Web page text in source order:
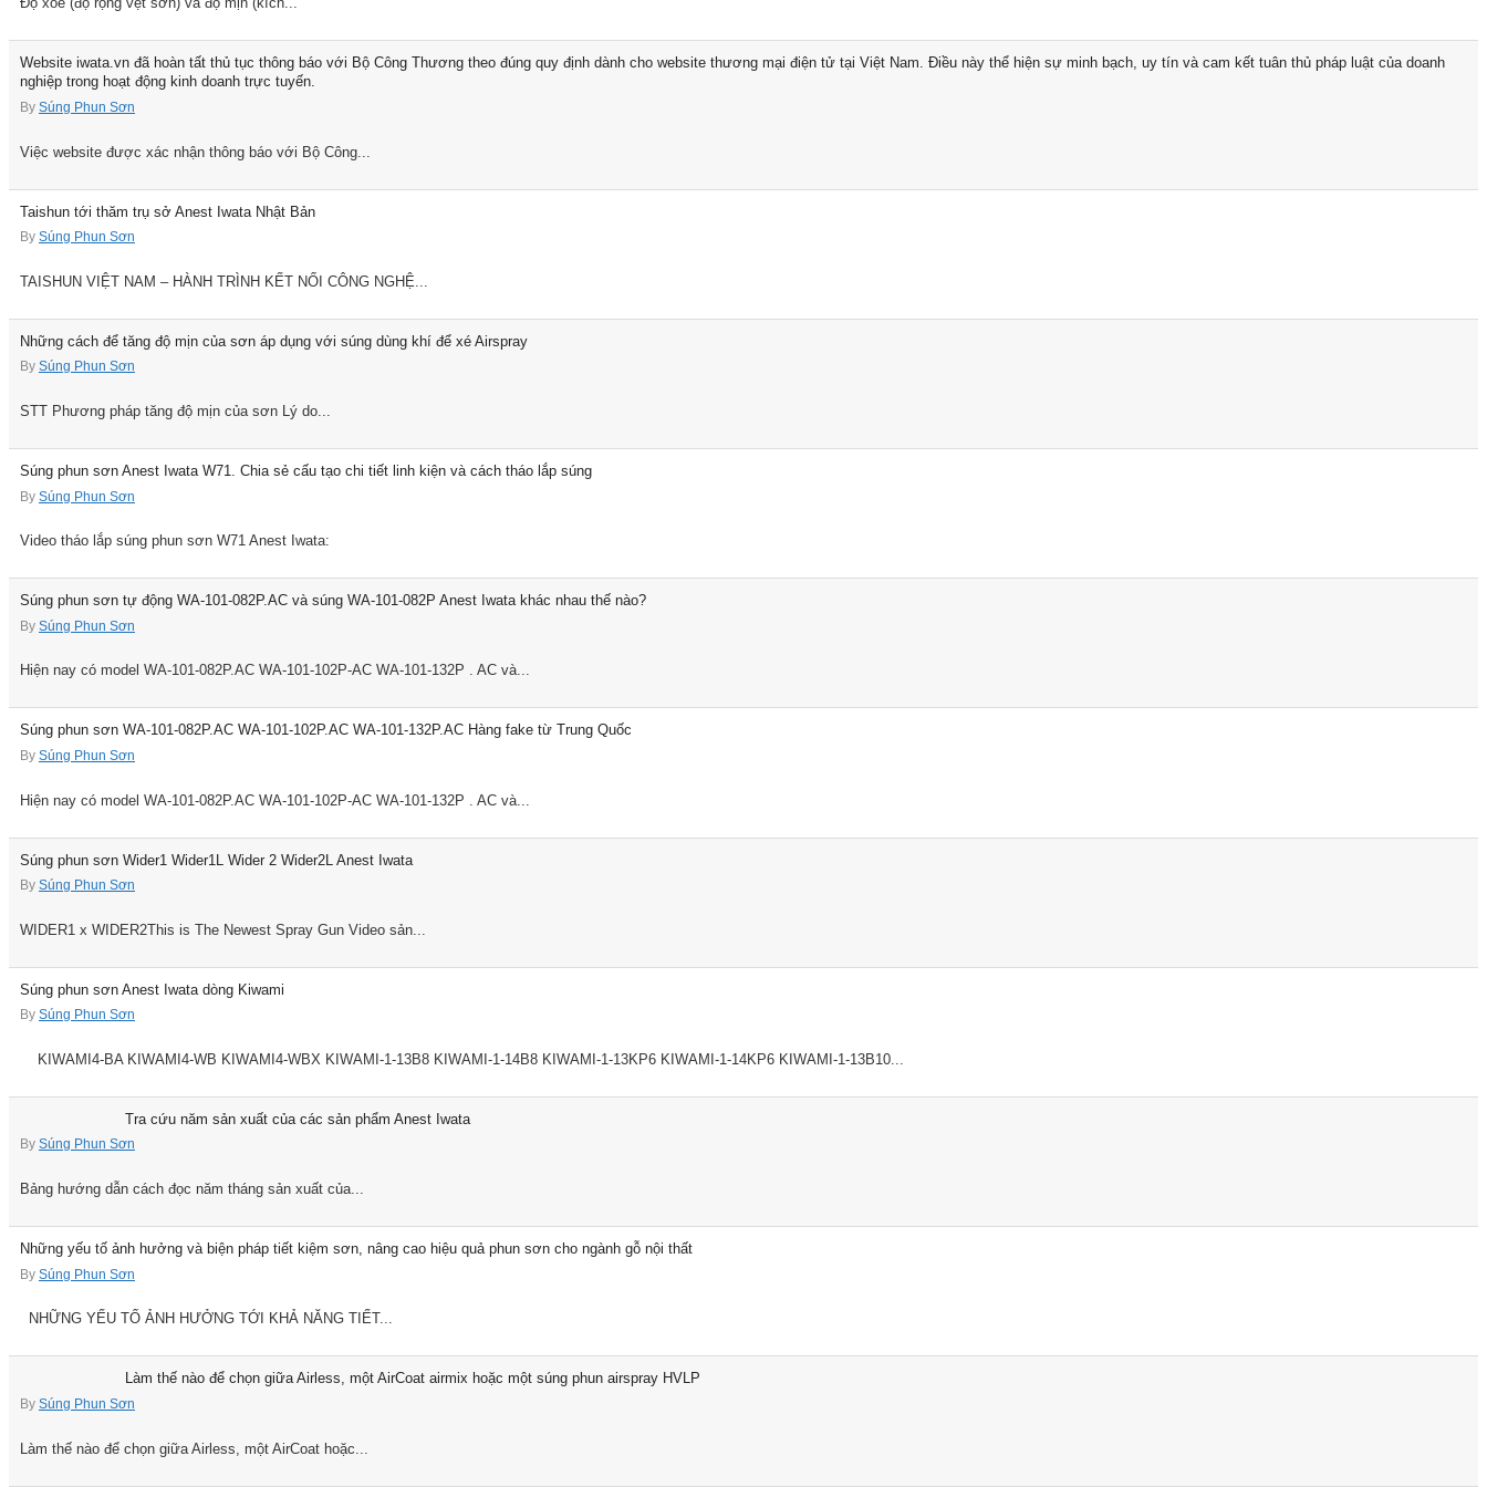
Website iwata.vn đã hoàn tất thủ tục thông báo với Bộ Công Thương theo đúng quy định dành cho website thương mại điện tử tại Việt Nam. Điều này thể hiện sự minh bạch, uy tín và cam kết tuân thủ pháp luật của doanh
nghiệp trong hoạt động kinh doanh trực tuyến.
By Súng Phun Sơn
Việc website được xác nhận thông báo với Bộ Công...
Taishun tới thăm trụ sở Anest Iwata Nhật Bản
By Súng Phun Sơn
TAISHUN VIỆT NAM – HÀNH TRÌNH KẾT NỐI CÔNG NGHỆ...
Những cách để tăng độ mịn của sơn áp dụng với súng dùng khí để xé Airspray
By Súng Phun Sơn
STT Phương pháp tăng độ mịn của sơn Lý do...
Súng phun sơn Anest Iwata W71. Chia sẻ cấu tạo chi tiết linh kiện và cách tháo lắp súng
By Súng Phun Sơn
Video tháo lắp súng phun sơn W71 Anest Iwata:
Súng phun sơn tự động WA-101-082P.AC và súng WA-101-082P Anest Iwata khác nhau thế nào?
By Súng Phun Sơn
Hiện nay có model WA-101-082P.AC WA-101-102P-AC WA-101-132P . AC và...
Súng phun sơn WA-101-082P.AC WA-101-102P.AC WA-101-132P.AC Hàng fake từ Trung Quốc
By Súng Phun Sơn
Hiện nay có model WA-101-082P.AC WA-101-102P-AC WA-101-132P . AC và...
Súng phun sơn Wider1 Wider1L Wider 2 Wider2L Anest Iwata
By Súng Phun Sơn
WIDER1 x WIDER2This is The Newest Spray Gun Video sản...
Súng phun sơn Anest Iwata dòng Kiwami
By Súng Phun Sơn
KIWAMI4-BA KIWAMI4-WB KIWAMI4-WBX KIWAMI-1-13B8 KIWAMI-1-14B8 KIWAMI-1-13KP6 KIWAMI-1-14KP6 KIWAMI-1-13B10...
Tra cứu năm sản xuất của các sản phẩm Anest Iwata
By Súng Phun Sơn
Bảng hướng dẫn cách đọc năm tháng sản xuất của...
Những yếu tố ảnh hưởng và biện pháp tiết kiệm sơn, nâng cao hiệu quả phun sơn cho ngành gỗ nội thất
By Súng Phun Sơn
NHỮNG YẾU TỐ ẢNH HƯỞNG TỚI KHẢ NĂNG TIẾT...
Làm thế nào để chọn giữa Airless, một AirCoat airmix hoặc một súng phun airspray HVLP
By Súng Phun Sơn
Làm thế nào để chọn giữa Airless, một AirCoat hoặc...